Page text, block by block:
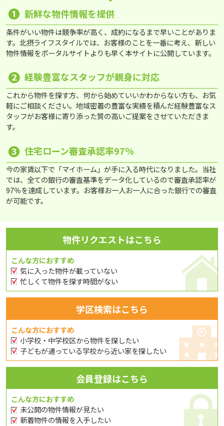
❶ 新鮮な物件情報を提供
条件がいい物件は競争率が高く、成約になるまで早いことがありま
す。北摂ライフスタイルでは、お客様のことを一番に考え、新しい
物件情報をポータルサイトよりも早く本サイトに公開しています。
❷ 経験豊富なスタッフが親身に対応
これから物件を探す方、何から始めていいかわからない方も、お気
軽にご相談ください。地域密着の豊富な実績を積んだ経験豊富なス
タッフがお客様に寄り添った質の高いご提案をさせていただきま
す。
❸ 住宅ローン審査承認率97％
今の家賃以下で「マイホーム」が手に入る時代になりました。当社
では、全ての銀行の審査基準をデータ化しているので審査承認率が
97％を達成しています。お客様お一人お一人に合った銀行での審査
が可能です。
物件リクエストはこちら
こんな方におすすめ
気に入った物件が載っていない
忙しくて物件を探す時間がない
学区検索はこちら
こんな方におすすめ
小学校・中学校区から物件を探したい
子どもが通っている学校から近い家を探したい
会員登録はこちら
こんな方におすすめ
未公開の物件情報が見たい
新着物件の情報を入手したい